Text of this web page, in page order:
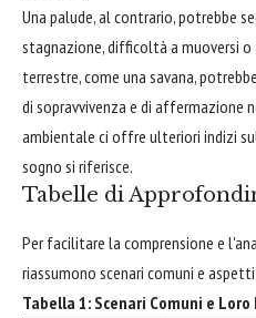
Una palude, al contrario, potrebbe
stagnazione, difficoltà a muoversi o
terrestre, come una savana,
di sopravvivenza e di affermazione
ambientale ci offre ulteriori indizi
sogno si riferisce.
Tabelle di
Per facilitare la comprensione e
riassumono scenari comuni e
Tabella 1: Scenari Comuni e